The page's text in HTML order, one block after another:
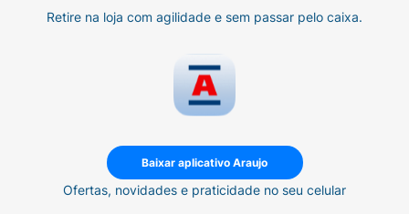
Retire na loja com agilidade e sem passar pelo caixa.
Baixar aplicativo Araujo
Ofertas, novidades e praticidade no seu celular